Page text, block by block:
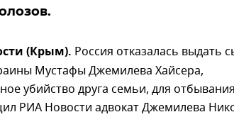
(Крым). Россия отказалась выдать
Мустафы Джемилева Хайсера,
убийство друга семьи, для
РИА Новости адвокат Джемилева